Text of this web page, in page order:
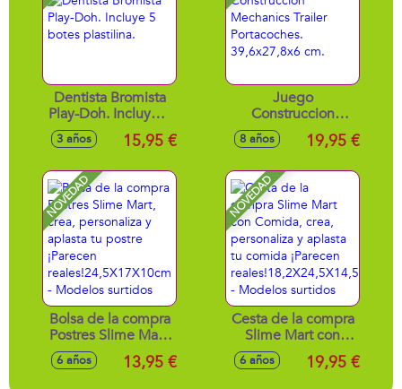
Dentista Bromista
Play-Doh. Incluye 5
botes plastilina.
3 años 15,95 €
Juego
Construccion
Mechanics Trailer
Portacoches.
8 años 19,95 €
NOVEDAD
Bolsa de la compra
Postres Slime Mart,
crea, personaliza y
aplasta tu postre
6 años 13,95 €
NOVEDAD
Cesta de la compra
Slime Mart con
Comida, crea,
personaliza y
6 años 19,95 €